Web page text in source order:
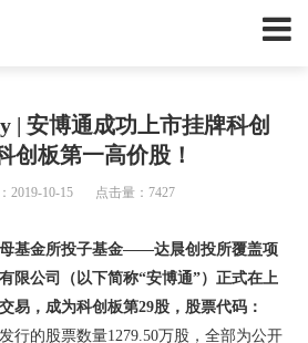
| 安博通成功上市挂牌科创
创板第一高价股！
2019-10-15 点击量：7427
母基金所投子基金——达晨创投所覆盖项
限公司（以下简称“安博通”）正式在上
易，成为科创板第29股，股票代码：
行的股票数量1279.50万股，全部为公开